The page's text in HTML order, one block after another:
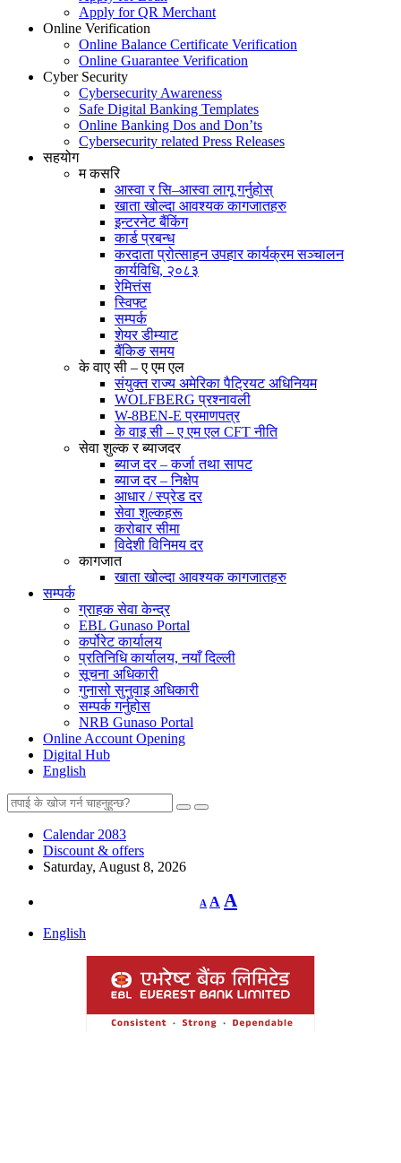
Apply for QR Merchant
Online Verification
Online Balance Certificate Verification
Online Guarantee Verification
Cyber Security
Cybersecurity Awareness
Safe Digital Banking Templates
Online Banking Dos and Don’ts
Cybersecurity related Press Releases
सहयोग
म कसरि
आस्वा र सि–आस्वा लागू गर्नुहोस्
खाता खोल्दा आवश्यक कागजातहरु
इन्टरनेट बैंकिंग
कार्ड प्रबन्ध
करदाता प्रोत्साहन उपहार कार्यक्रम सञ्चालन
कार्यविधि, २०८३
रेमित्तंस
स्विफ्ट
सम्पर्क
शेयर डीम्याट
बैंकिङ समय
के वाए सी – ए एम एल
संयुक्त राज्य अमेरिका पैट्रियट अधिनियम
WOLFBERG प्रश्नावली
W-8BEN-E प्रमाणपत्र
के वाइ सी – ए एम एल CFT नीति
सेवा शुल्क र ब्याजदर
ब्याज दर – कर्जा तथा सापट
ब्याज दर – निक्षेप
आधार / स्प्रेड दर
सेवा शुल्कहरू
करोबार सीमा
विदेशी विनिमय दर
कागजात
खाता खोल्दा आवश्यक कागजातहरु
सम्पर्क
ग्राहक सेवा केन्द्र
EBL Gunaso Portal
कर्पोरेट कार्यालय
प्रतिनिधि कार्यालय, नयाँ दिल्ली
सूचना अधिकारी
गुनासो सुनुवाइ अधिकारी
सम्पर्क गर्नुहोस
NRB Gunaso Portal
Online Account Opening
Digital Hub
English
Calendar 2083
Discount & offers
Saturday, August 8, 2026
A
Decrease
font
A Reset
font
A
English